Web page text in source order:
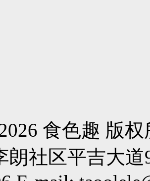
食色趣 版
朗社区平吉大道